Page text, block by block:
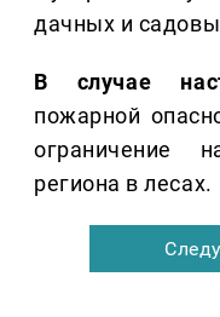
дачных и
В случае
пожарной
ограничение
региона в лесах.